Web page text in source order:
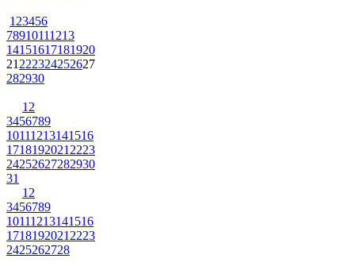
1 23456
78910111213
14151617181920
21 222324252627
282930
1 2
3456789
10111213141516
1718192021 2223
24252627282930
31
1 2
3456789
10111213141516
1718192021 2223
2425262728